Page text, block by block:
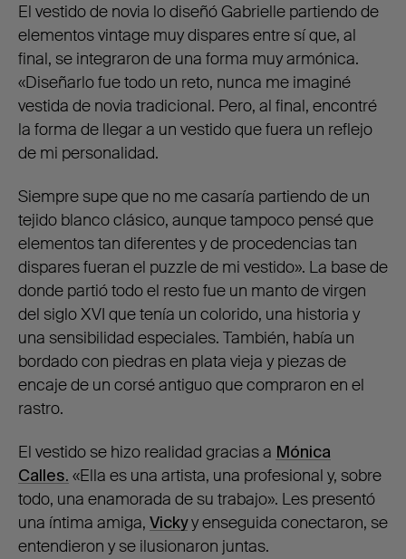
El vestido de novia lo diseñó Gabrielle partiendo de
elementos vintage muy dispares entre sí que, al
final, se integraron de una forma muy armónica.
«Diseñarlo fue todo un reto, nunca me imaginé
vestida de novia tradicional. Pero, al final, encontré
la forma de llegar a un vestido que fuera un reflejo
de mi personalidad.
Siempre supe que no me casaría partiendo de un
tejido blanco clásico, aunque tampoco pensé que
elementos tan diferentes y de procedencias tan
dispares fueran el puzzle de mi vestido». La base de
donde partió todo el resto fue un manto de virgen
del siglo XVI que tenía un colorido, una historia y
una sensibilidad especiales. También, había un
bordado con piedras en plata vieja y piezas de
encaje de un corsé antiguo que compraron en el
rastro.
El vestido se hizo realidad gracias a Mónica
Calles. «Ella es una artista, una profesional y, sobre
todo, una enamorada de su trabajo». Les presentó
una íntima amiga, Vickyy enseguida conectaron, se
entendieron y se ilusionaron juntas.